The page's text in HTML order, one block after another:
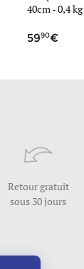
40cm -0,4 kg
5990
Retour gratuit
sous 30 jours